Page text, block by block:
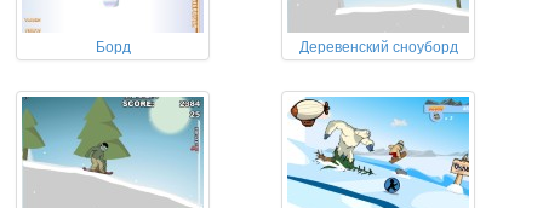
Борд Деревенский сноуборд